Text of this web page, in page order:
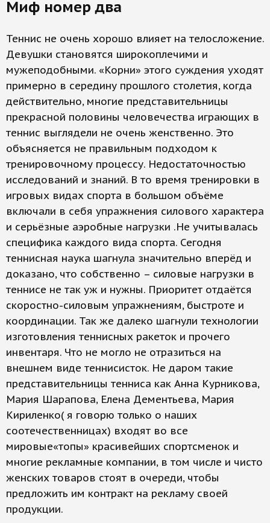
Миф номер два
Теннис не очень хорошо влияет на телосложение.
Девушки становятся широкоплечими и
мужеподобными. «Корни» этого суждения уходят
примерно в середину прошлого столетия, когда
действительно, многие представительницы
прекрасной половины человечества играющих в
теннис выглядели не очень женственно. Это
объясняется не правильным подходом к
тренировочному процессу. Недостаточностью
исследований и знаний. В то время тренировки в
игровых видах спорта в большом объёме
включали в себя упражнения силового характера
и серьёзные аэробные нагрузки .Не учитывалась
специфика каждого вида спорта. Сегодня
теннисная наука шагнула значительно вперёд и
доказано, что собственно – силовые нагрузки в
теннисе не так уж и нужны. Приоритет отдаётся
скоростно-силовым упражнениям, быстроте и
координации. Так же далеко шагнули технологии
изготовления теннисных ракеток и прочего
инвентаря. Что не могло не отразиться на
внешнем виде теннисисток. Не даром такие
представительницы тенниса как Анна Курникова,
Мария Шарапова, Елена Дементьева, Мария
Кириленко( я говорю только о наших
соотечественницах) входят во все
мировые«топы» красивейших спортсменок и
многие рекламные компании, в том числе и чисто
женских товаров стоят в очереди, чтобы
предложить им контракт на рекламу своей
продукции.